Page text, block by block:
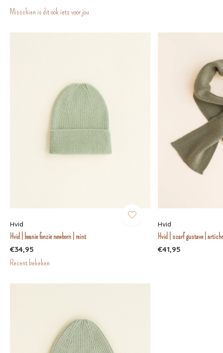
Misschien is dit ook iets voor jou
Hvid
Hvid | beanie fonzie newborn | mint
€34,95
Hvid
Hvid | scarf gustave |
€41,95
Recent bekeken